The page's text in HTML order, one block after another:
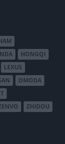
HONGQI
LEXUS
OMODA
ZHIDOU